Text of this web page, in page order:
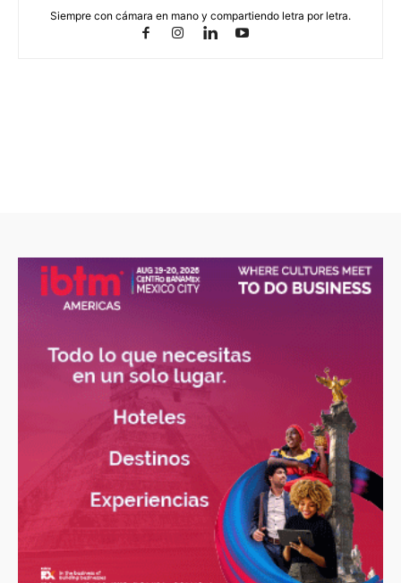
Siempre con cámara en mano y compartiendo letra por letra.